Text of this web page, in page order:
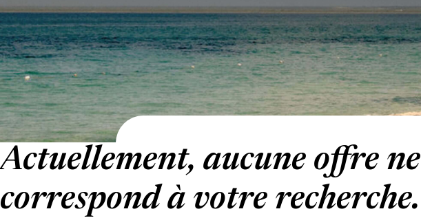
Actuellement, aucune offre ne
correspond à votre recherche.